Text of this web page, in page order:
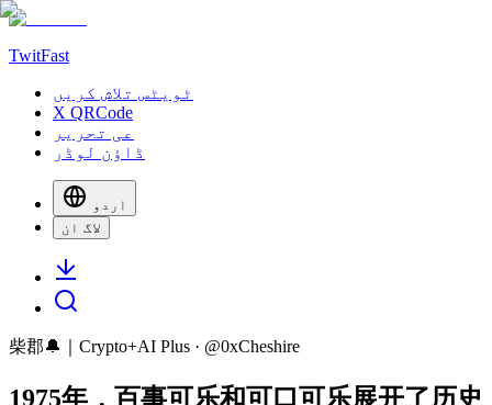
TwitFast
ٹویٹس تلاش کریں
X QRCode
عی تحریر
ڈاؤن لوڈر
اردو
لاگ ان
柴郡🔔｜Crypto+AI Plus · @0xCheshire
1975年，百事可乐和可口可乐展开了历史